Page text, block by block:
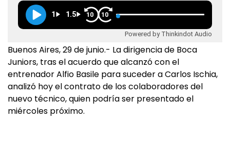
1 1.5 10 10
Powered by Thinkindot Audio
Buenos Aires, 29 de junio.- La dirigencia de Boca
Juniors, tras el acuerdo que alcanzó con el
entrenador Alfio Basile para suceder a Carlos Ischia,
analizó hoy el contrato de los colaboradores del
nuevo técnico, quien podría ser presentado el
miércoles próximo.